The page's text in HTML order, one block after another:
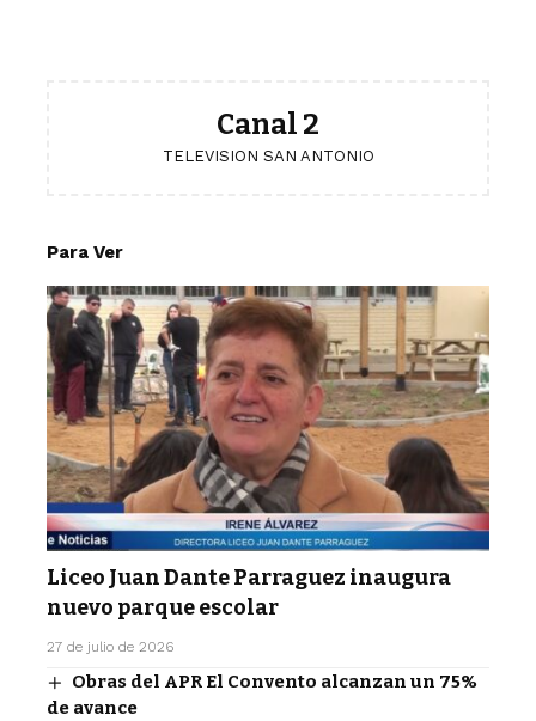
Canal 2
TELEVISION SAN ANTONIO
Para Ver
Liceo Juan Dante Parraguez inaugura
nuevo parque escolar
27 de julio de 2026
Obras del APR El Convento alcanzan un 75%
de avance